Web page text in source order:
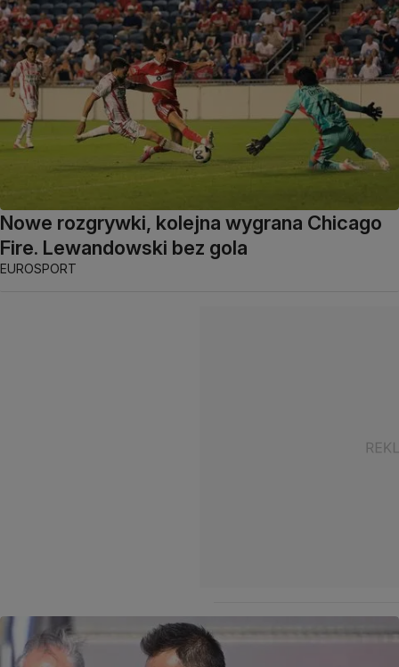
Nowe rozgrywki, kolejna wygrana Chicago
Fire. Lewandowski bez gola
EUROSPORT